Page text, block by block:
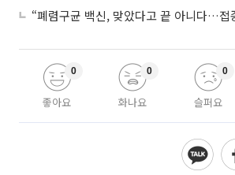
좋아요
0
화나요
0
슬퍼요
0